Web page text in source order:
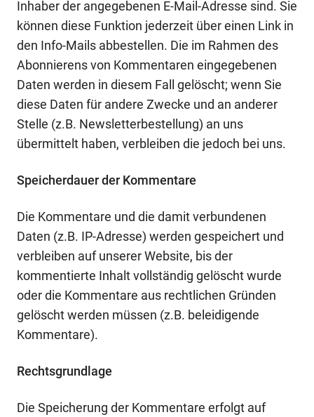
Inhaber der angegebenen E-Mail-Adresse sind. Sie
können diese Funktion jederzeit über einen Link in
den Info-Mails abbestellen. Die im Rahmen des
Abonnierens von Kommentaren eingegebenen
Daten werden in diesem Fall gelöscht; wenn Sie
diese Daten für andere Zwecke und an anderer
Stelle (z.B. Newsletterbestellung) an uns
übermittelt haben, verbleiben die jedoch bei uns.
Speicherdauer der Kommentare
Die Kommentare und die damit verbundenen
Daten (z.B. IP-Adresse) werden gespeichert und
verbleiben auf unserer Website, bis der
kommentierte Inhalt vollständig gelöscht wurde
oder die Kommentare aus rechtlichen Gründen
gelöscht werden müssen (z.B. beleidigende
Kommentare).
Rechtsgrundlage
Die Speicherung der Kommentare erfolgt auf